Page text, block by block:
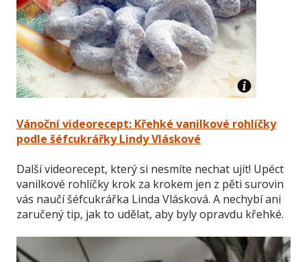
Vánoční videorecept: Křehké vanilkové rohlíčky
podle šéfcukrářky Lindy Vláskové
Další videorecept, který si nesmíte nechat ujít! Upéct
vanilkové rohlíčky krok za krokem jen z pěti surovin
vás naučí šéfcukrářka Linda Vlásková. A nechybí ani
zaručený tip, jak to udělat, aby byly opravdu křehké.